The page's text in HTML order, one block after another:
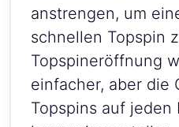
anstrengen, um
schnellen Topspin
Topspineröffnung
einfacher, aber die
Topspins auf jeden